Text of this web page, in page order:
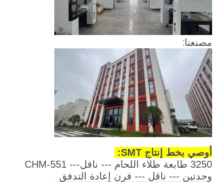
مصنعنا:
أوصي بخط إنتاج SMT:
3250 طابعة طلاء اللحام --- ناقل--- CHM-551
وحدتين --- ناقل --- فرن إعادة التدفق